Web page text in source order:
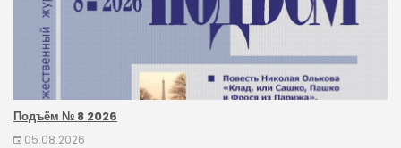
Подъём № 8 2026
05.08.2026